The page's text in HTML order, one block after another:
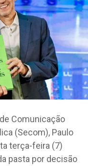
Comunicação
(Secom), Paulo
terça-feira (7)
pasta por decisão